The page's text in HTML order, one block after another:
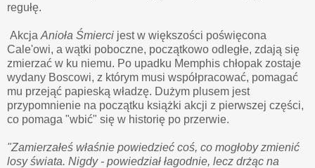
regułę.
Akcja Anioła Śmierci jest w większości poświęcona
Cale'owi, a wątki poboczne, początkowo odległe, zdają się
zmierzać w ku niemu. Po upadku Memphis chłopak zostaje
wydany Boscowi, z którym musi współpracować, pomagać
mu przejąć papieską władzę. Dużym plusem jest
przypomnienie na początku książki akcji z pierwszej części,
co pomaga "wbić" się w historię po przerwie.
"Zamierzałeś właśnie powiedzieć coś, co mogłoby zmienić
losy świata. Nigdy - powiedział łagodnie, lecz drżąc na